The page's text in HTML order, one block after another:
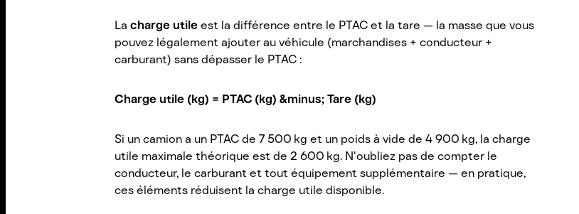
Lacharge utileest la différence entre le PTAC et la tare — la masse que vous
pouvez légalement ajouter au véhicule (marchandises + conducteur +
carburant) sans dépasser le PTAC :
Charge utile (kg) = PTAC (kg) &minus; Tare (kg)
Si un camion a un PTAC de 7 500 kg et un poids à vide de 4 900 kg, la charge
utile maximale théorique est de 2 600 kg. N'oubliez pas de compter le
conducteur, le carburant et tout équipement supplémentaire — en pratique,
ces éléments réduisent la charge utile disponible.